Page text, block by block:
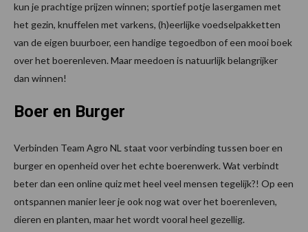
kun je prachtige prijzen winnen; sportief potje lasergamen met
het gezin, knuffelen met varkens, (h)eerlijke voedselpakketten
van de eigen buurboer, een handige tegoedbon of een mooi boek
over het boerenleven. Maar meedoen is natuurlijk belangrijker
dan winnen!
Boer en Burger
Verbinden Team Agro NL staat voor verbinding tussen boer en
burger en openheid over het echte boerenwerk. Wat verbindt
beter dan een online quiz met heel veel mensen tegelijk?! Op een
ontspannen manier leer je ook nog wat over het boerenleven,
dieren en planten, maar het wordt vooral heel gezellig.